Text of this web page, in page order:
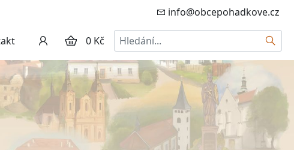
info@obcepohadkove.cz
0 Kč Hledat